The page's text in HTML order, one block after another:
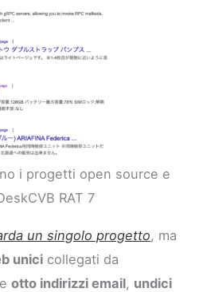
i progetti open source e
RAT 7
un singolo progetto, ma
unici collegati da
otto indirizzi email, undici